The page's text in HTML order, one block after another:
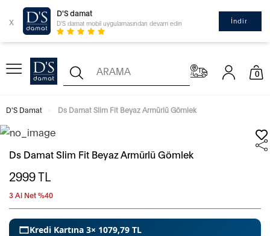
x
D'S damat
D'S damat mobil uygulamasından devam edin İndir
0
D'S Damat Ds Damat Slim Fit Beyaz Armürlü Gömlek
Ds Damat Slim Fit Beyaz Armürlü Gömlek
2999TL
3 Al Net %40
Kredi Kartına 3× 1079,79 TL